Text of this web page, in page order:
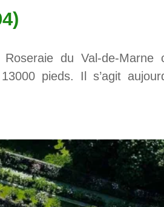
du Val-de-Marne
pieds. Il s’agit